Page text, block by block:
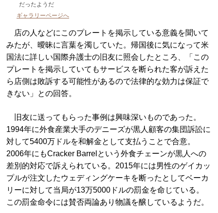
だったようだ
ギャラリーページへ
店の人などにこのプレートを掲示している意義を聞いて
みたが、曖昧に言葉を濁していた。帰国後に気になって米
国法に詳しい国際弁護士の旧友に照会したところ、「この
プレートを掲示していてもサービスを断られた客が訴えた
ら店側は敗訴する可能性があるので法律的な効力は保証で
きない」との回答。
旧友に送ってもらった事例は興味深いものであった。
1994年に外食産業大手のデニーズが黒人顧客の集団訴訟に
対して5400万ドルを和解金として支払うことで合意。
2006年にもCracker Barrelという外食チェーンが黒人への
差別的対応で訴えられている。2015年には男性のゲイカッ
プルが注文したウェディングケーキを断ったとしてベーカ
リーに対して当局が13万5000ドルの罰金を命じている。
この罰金命令には賛否両論あり物議を醸しているようだ。